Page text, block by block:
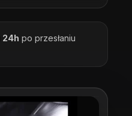
24h po przesłaniu